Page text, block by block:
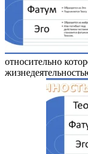
относительно